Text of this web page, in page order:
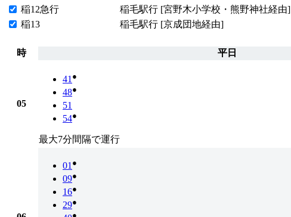
稲12急行
稲毛駅行 [宮野木小学校・熊野神社経由]
稲13
稲毛駅行 [京成団地経由]
時
平日
05
41 ●
48●
51
54●
最大7分間隔で運行
01 ●
09●
16●
29●
●